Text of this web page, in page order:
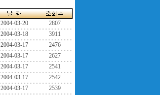
2004-03-20
2807
2004-03-18
3911
2004-03-17
2476
2004-03-17
2627
2004-03-17
2541
2004-03-17
2542
2004-03-17
2539